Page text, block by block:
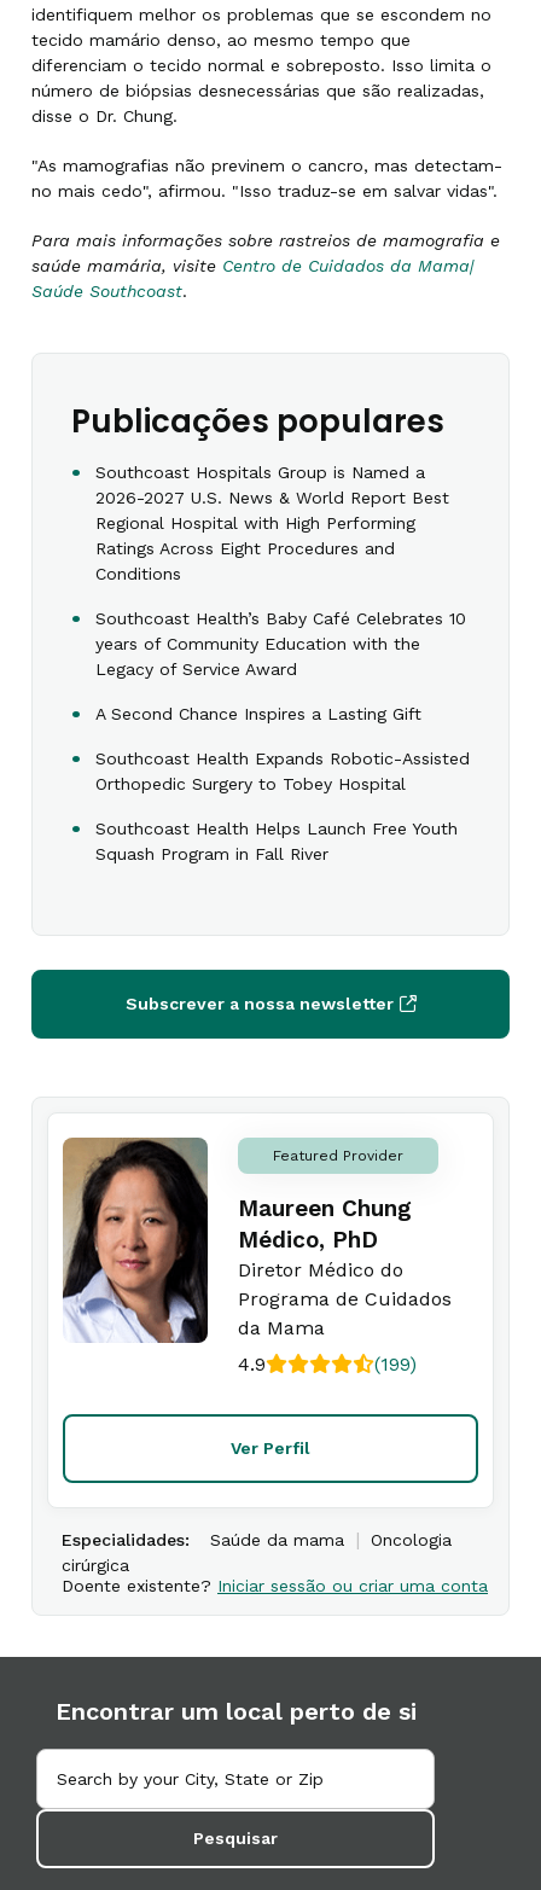
identifiquem melhor os problemas que se escondem no
tecido mamário denso, ao mesmo tempo que
diferenciam o tecido normal e sobreposto. Isso limita o
número de biópsias desnecessárias que são realizadas,
disse o Dr. Chung.
"As mamografias não previnem o cancro, mas detectam-
no mais cedo", afirmou. "Isso traduz-se em salvar vidas".
Para mais informações sobre rastreios de mamografia e
saúde mamária, visite Centro de Cuidados da Mama|
Saúde Southcoast.
Publicações populares
Southcoast Hospitals Group is Named a
2026-2027 U.S. News & World Report Best
Regional Hospital with High Performing
Ratings Across Eight Procedures and
Conditions
Southcoast Health’s Baby Café Celebrates 10
years of Community Education with the
Legacy of Service Award
A Second Chance Inspires a Lasting Gift
Southcoast Health Expands Robotic-Assisted
Orthopedic Surgery to Tobey Hospital
Southcoast Health Helps Launch Free Youth
Squash Program in Fall River
Subscrever a nossa newsletter
Featured Provider
Maureen Chung
Médico, PhD
Diretor Médico do
Programa de Cuidados
da Mama
4.9
(199)
Ver Perfil
Especialidades: Saúde da mama |
Oncologia
cirúrgica
Doente existente? Iniciar sessão ou criar uma conta
Encontrar um local perto de si
Pesquisar